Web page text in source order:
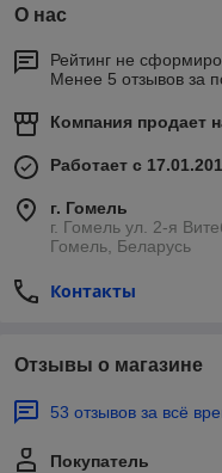
О нас
Рейтинг не
Менее 5 отзывов за
Компания продает
Работает с
г. Гомель
г. Гомель ул. 2-я
Гомель, Беларусь
Контакты
Отзывы о магазине
53 отзывов за всё
Покупатель